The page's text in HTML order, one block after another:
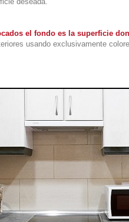
el fondo es la superficie
usando exclusivamente